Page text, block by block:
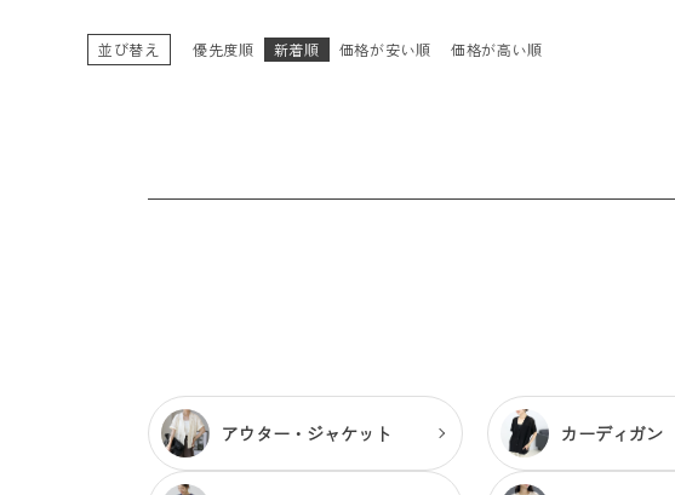
並び替え 優先度順 新着順 価格が安い順 価格が高い順
アウター・ ジャケット カーディガン